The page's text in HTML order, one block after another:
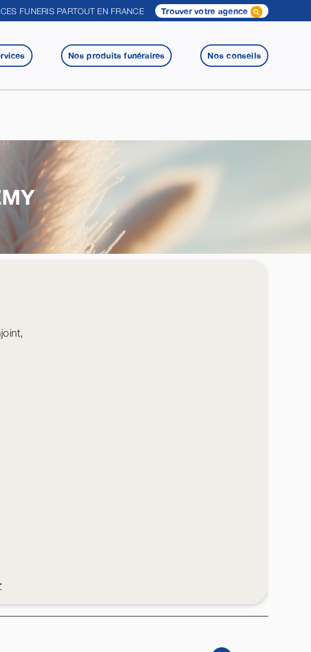
FUNERIS PARTOUT EN FRANCE Trouver votre agence
Nos produits funéraires Nos conseils